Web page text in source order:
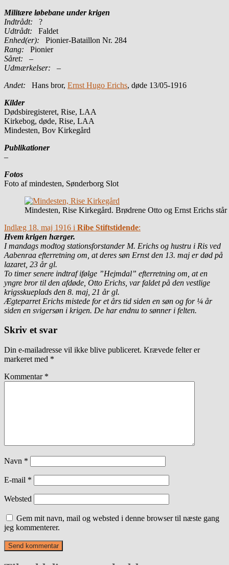
Militære løbebane under krigen
Indtrådt: ?
Udtrådt: Faldet
Enhed(er):
Pionier-Bataillon Nr. 284
Rang:
Pionier
Såret: –
Udmærkelser: –
Andet: Hans bror, Ernst Hugo Erichs, døde 13/05-1916
Kilder
Dødsbiregisteret, Rise, LAA
Kirkebog, døde, Rise, LAA
Mindesten, Bov Kirkegård
Publikationer
–
Fotos
Foto af mindesten, Sønderborg Slot
Mindesten, Rise Kirkegård. Brødrene Otto og Ernst Erichs
Indlæg 18. maj 1916 i Ribe Stiftstidende:
Hvem krigen hærger.
I mandags modtog stationsforstander M. Erichs og hustru i Ris ved
Aabenraa efterretning om, at deres søn Ernst den 13. maj er død på
lazaret, 23 år gl.
To timer senere indtraf ifølge ”Hejmdal” efterretning om, at en
yngre bror til den afdøde, Otto Erichs, var faldet på den vestlige
krigsskueplads den 8. maj, 21 år gl.
Ægteparret Erichs mistede for et års tid siden en søn og for ¼ år
siden en svigersøn i krigen. De har endnu to sønner i felten.
Skriv et svar
Din e-mailadresse vil ikke blive publiceret. Krævede felter er
markeret med *
Kommentar *
Navn *
E-mail *
Websted
Gem mit navn, mail og websted i denne browser til næste gang
jeg kommenterer.